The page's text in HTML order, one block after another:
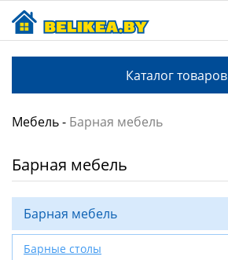
Каталог товаров
Мебель Барная мебель
Барная мебель
Барная мебель
Барные столы